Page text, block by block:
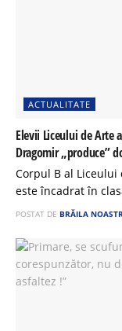
ACTUALITATE
Elevii Liceului de Arte
Dragomir „produce”
Corpul B al Liceului
este încadrat în
POSTAT DE BRĂILA